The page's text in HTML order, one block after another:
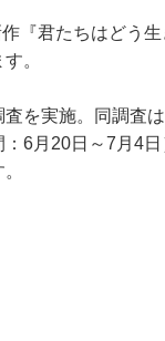
『君たちはどう
。
を実施。同調査
6月20日～7月4